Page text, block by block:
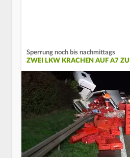
Sperrung noch bis nachmittags
ZWEI LKW KRACHEN AUF A7